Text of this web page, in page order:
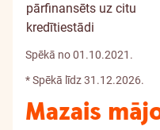
pārfinansēts uz citu
kredītiestādi
Spēkā no 01.10.2021.
* Spēkā līdz 31.12.2026.
Mazais